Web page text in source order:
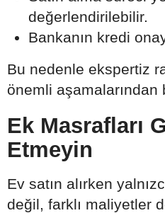
değerlendirilebilir.
Bankanın kredi
Bu nedenle ekspertiz
önemli aşamalarından
Ek Masrafları
Etmeyin
Ev satın alırken
değil, farklı maliyetler